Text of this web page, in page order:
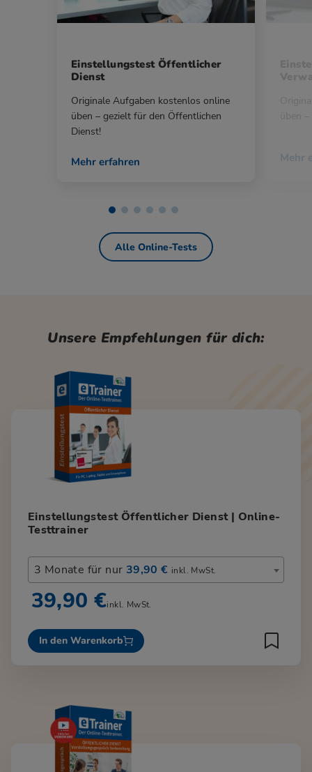
Einstellungstest Öffentlicher
Dienst
Originale Aufgaben kostenlos online
üben – gezielt für den Öffentlichen
Dienst!
Mehr erfahren Mehr
Alle Online-Tests
Unsere Empfehlungen für dich:
Einstellungstest Öffentlicher Dienst | Online-
Testtrainer
3 Monate für nur 39,90 € inkl. MwSt.
39,90 €inkl. MwSt.
In den Warenkorb